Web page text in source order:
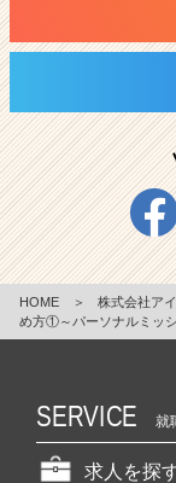
HOME ＞ 株式会社ア
め方①～パーソナルミッ
SERVICE 就
求人を探